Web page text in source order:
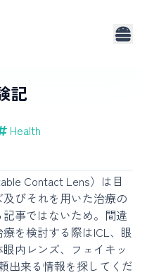
記
Health
Contact Lens）は目
びそれを用いた治療の
事ではないため。間違
を検討する際はICL、眼
内レンズ、フェイキッ
出来る情報を探してくだ